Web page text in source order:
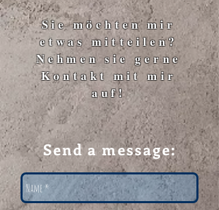
Sie möchten mir
etwas mitteilen?
Nehmen sie gerne
Kontakt mit mir
auf!
Send a message: